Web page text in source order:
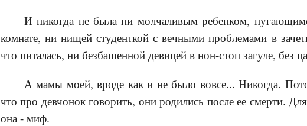
И никогда не была ни молчаливым ребенком,
комнате, ни нищей студенткой с вечными проблемами в
что питалась, ни безбашенной девицей в нон-стоп загуле, без
А мамы моей, вроде как и не было вовсе... Никогда.
что про девчонок говорить, они родились после ее смерти.
она - миф.